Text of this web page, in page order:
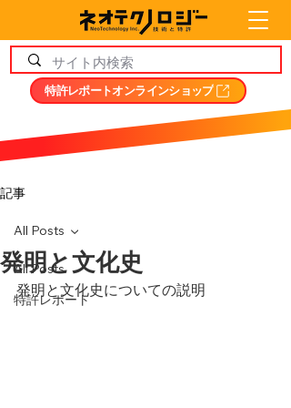
特許レポートオンラインショップ
記事
All Posts
特許レポート
All Posts
発明と文化史
発明と文化史についての説明